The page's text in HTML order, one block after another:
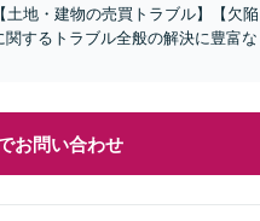
土地・建物の売買トラブル】【欠陥
するトラブル全般の解決に豊富な
お問い合わせ